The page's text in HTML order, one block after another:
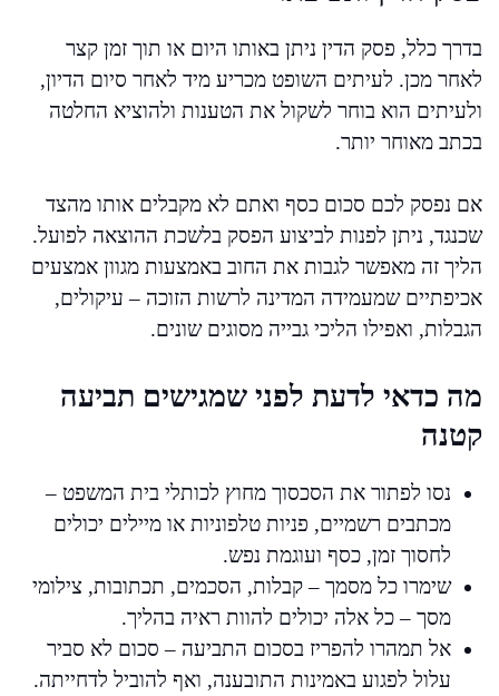
בדרך כלל, פסק הדין ניתן באותו היום או תוך זמן קצר
לאחר מכן. לעיתים השופט מכריע מיד לאחר סיום הדיון,
ולעיתים הוא בוחר לשקול את הטענות ולהוציא החלטה
בכתב מאוחר יותר.
אם נפסק לכם סכום כסף ואתם לא מקבלים אותו מהצד
שכנגד, ניתן לפנות לביצוע הפסק בלשכת ההוצאה לפועל.
הליך זה מאפשר לגבות את החוב באמצעות מגוון אמצעים
אכיפתיים שמעמידה המדינה לרשות הזוכה – עיקולים,
הגבלות, ואפילו הליכי גבייה מסוגים שונים.
מה כדאי לדעת לפני שמגישים תביעה
קטנה
נסו לפתור את הסכסוך מחוץ לכותלי בית המשפט –
מכתבים רשמיים, פניות טלפוניות או מיילים יכולים
לחסוך זמן, כסף ועוגמת נפש.
שימרו כל מסמך – קבלות, הסכמים, תכתובות, צילומי
מסך – כל אלה יכולים להוות ראיה בהליך.
אל תמהרו להפריז בסכום התביעה – סכום לא סביר
עלול לפגוע באמינות התובענה, ואף להוביל לדחייתה.